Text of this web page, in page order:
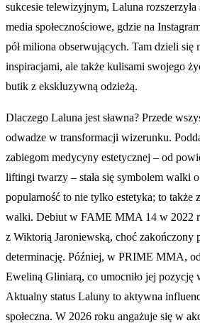
sukcesie telewizyjnym, Laluna rozszerzyła
media społecznościowe, gdzie na
pół miliona obserwujących. Tam dzieli
inspiracjami, ale także kulisami swojego
butik z ekskluzywną odzieżą.
Dlaczego Laluna jest sławna? Przede
odwadze w transformacji wizerunku.
zabiegom medycyny estetycznej – od
liftingi twarzy – stała się symbolem walki
popularność to nie tylko estetyka; to także
walki. Debiut w FAME MMA 14 w 2022
z Wiktorią Jaroniewską, choć zakończony
determinację. Później, w PRIME MMA,
Eweliną Gliniarą, co umocniło jej pozycję
Aktualny status Laluny to aktywna
społeczna. W 2026 roku angażuje się w